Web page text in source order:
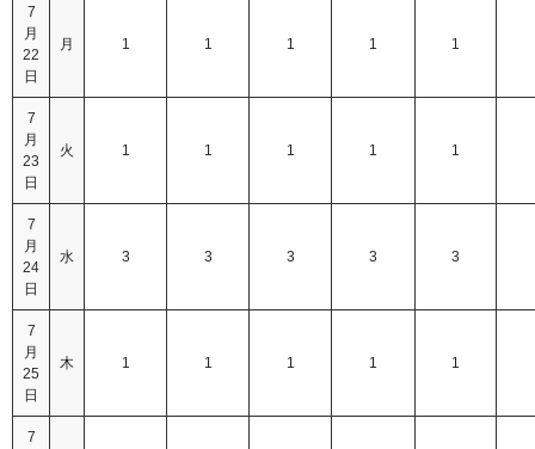
7
月
22
日
月 1 1 1 1 1
7
月
23
日
火 1 1 1 1 1
7
月
24
日
水 3 3 3 3 3
7
月
25
日
木 1 1 1 1 1
7